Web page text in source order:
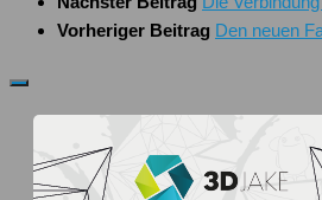
Vorheriger Beitrag Den neuen